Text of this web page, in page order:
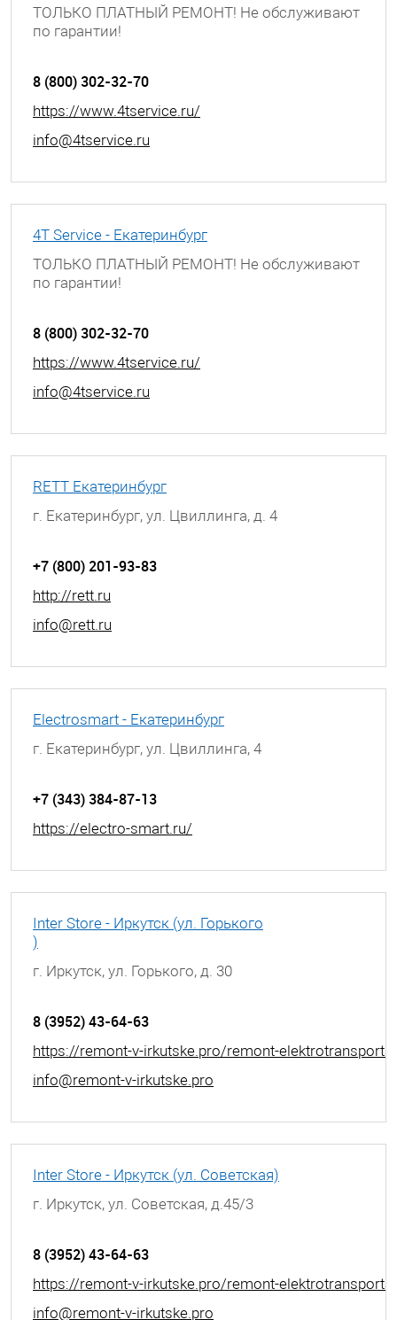
ТОЛЬКО ПЛАТНЫЙ РЕМОНТ! Не обслуживают
по гарантии!
8 (800) 302-32-70
https://www.4tservice.ru/
info@4tservice.ru
4T Service - Екатеринбург
ТОЛЬКО ПЛАТНЫЙ РЕМОНТ! Не обслуживают
по гарантии!
8 (800) 302-32-70
https://www.4tservice.ru/
info@4tservice.ru
RETT Екатеринбург
г. Екатеринбург, ул. Цвиллинга, д. 4
+7 (800) 201-93-83
http://rett.ru
info@rett.ru
Electrosmart - Екатеринбург
г. Екатеринбург, ул. Цвиллинга, 4
+7 (343) 384-87-13
https://electro-smart.ru/
Inter Store - Иркутск (ул. Горького
)
г. Иркутск, ул. Горького, д. 30
8 (3952) 43-64-63
https://remont-v-irkutske.pro/remont-elektrotransporta
info@remont-v-irkutske.pro
Inter Store - Иркутск (ул. Советская)
г. Иркутск, ул. Советская, д.45/3
8 (3952) 43-64-63
https://remont-v-irkutske.pro/remont-elektrotransporta
info@remont-v-irkutske.pro